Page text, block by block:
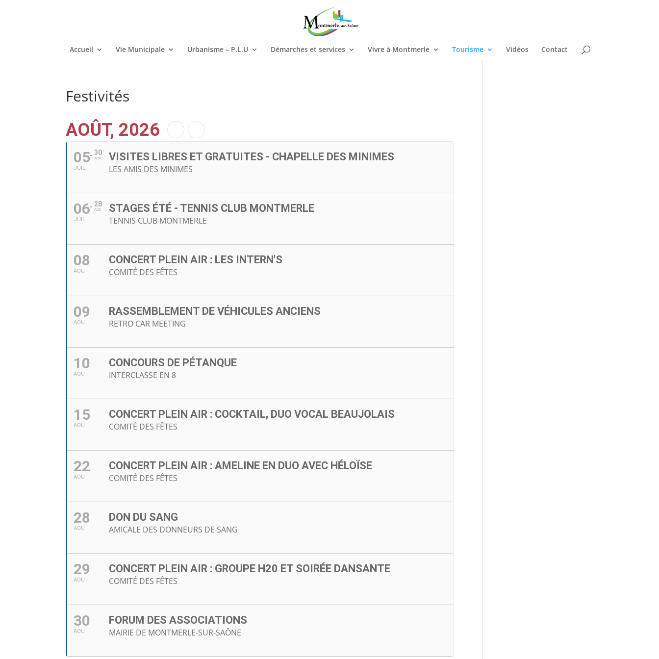
Accueil Vie Municipale Urbanisme – P.L.U Démarches et services Vivre à Montmerle Tourisme Vidéos Contact
Festivités
AOÛT, 2026
05
JUIL
30
AOU VISITES LIBRES ET GRATUITES - CHAPELLE DES MINIMES
LES AMIS DES MINIMES
06
JUIL
28
AOU STAGES ÉTÉ - TENNIS CLUB MONTMERLE
TENNIS CLUB MONTMERLE
08
AOU
CONCERT PLEIN AIR : LES INTERN'S
COMITÉ DES FÊTES
09
AOU
RASSEMBLEMENT DE VÉHICULES ANCIENS
RETRO CAR MEETING
10
AOU
CONCOURS DE PÉTANQUE
INTERCLASSE EN 8
15
AOU
CONCERT PLEIN AIR : COCKTAIL, DUO VOCAL BEAUJOLAIS
COMITÉ DES FÊTES
22
AOU
CONCERT PLEIN AIR : AMELINE EN DUO AVEC HÉLOÏSE
COMITÉ DES FÊTES
28
AOU
DON DU SANG
AMICALE DES DONNEURS DE SANG
29
AOU
CONCERT PLEIN AIR : GROUPE H20 ET SOIRÉE DANSANTE
COMITÉ DES FÊTES
30
AOU
FORUM DES ASSOCIATIONS
MAIRIE DE MONTMERLE-SUR-SAÔNE